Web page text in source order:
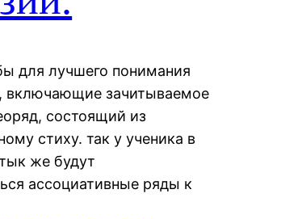
для лучшего понимания
включающие зачитываемое
состоящий из
стиху. так у ученика в
же будут
ассоциативные ряды к